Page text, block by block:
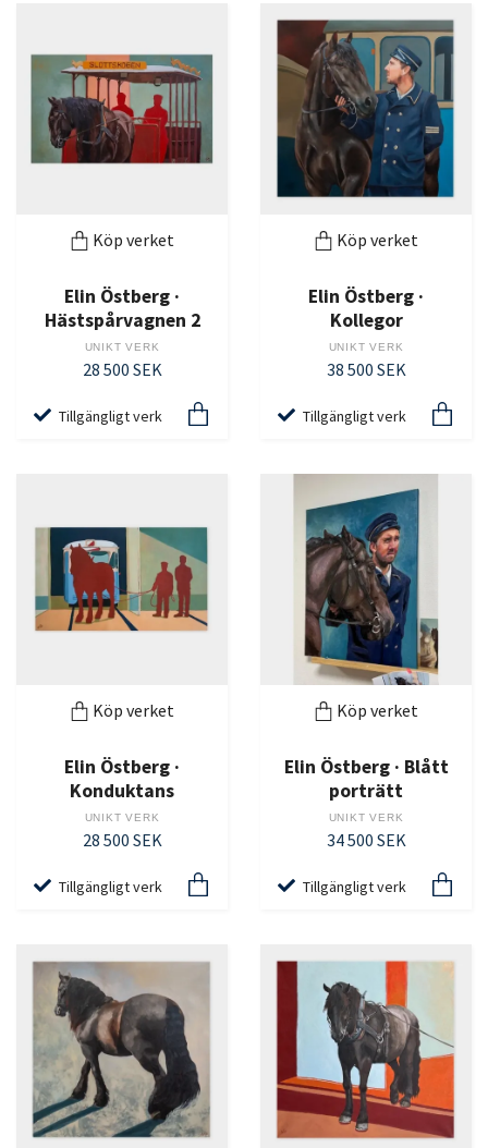
Köp verket
Elin Östberg ·
Hästspårvagnen 2
UNIKT VERK
28 500 SEK
Tillgängligt verk
Köp verket
Elin Östberg ·
Kollegor
UNIKT VERK
38 500 SEK
Tillgängligt verk
Köp verket
Elin Östberg ·
Konduktans
UNIKT VERK
28 500 SEK
Tillgängligt verk
Köp verket
Elin Östberg · Blått
porträtt
UNIKT VERK
34 500 SEK
Tillgängligt verk